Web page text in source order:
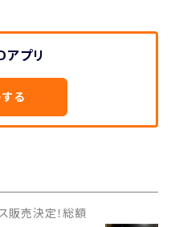
アプリ
る
販売決定！総額